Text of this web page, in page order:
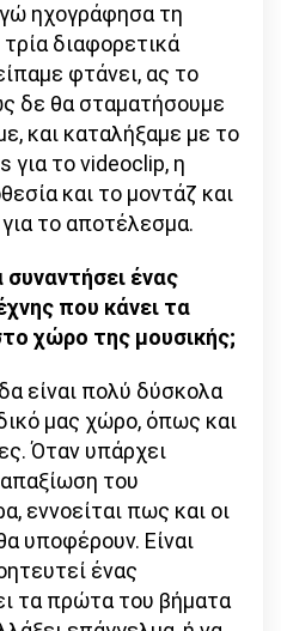
ηχογράφησα τη
διαφορετικά
φτάνει, ας το
δε θα σταματήσουμε
και καταλήξαμε με το
για το videoclip, η
και το μοντάζ και
το αποτέλεσμα.
συναντήσει ένας
που κάνει τα
χώρο της μουσικής;
είναι πολύ δύσκολα
μας χώρο, όπως και
Όταν υπάρχει
απαξίωση του
εννοείται πως και οι
υποφέρουν. Είναι
ένας
τα πρώτα του βήματα